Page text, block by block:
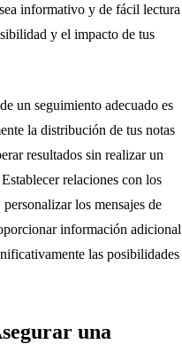
informativo y de fácil lectura
y el impacto de tus
un seguimiento adecuado es
la distribución de tus notas
resultados sin realizar un
relaciones con los
los mensajes de
información adicional
las posibilidades
una